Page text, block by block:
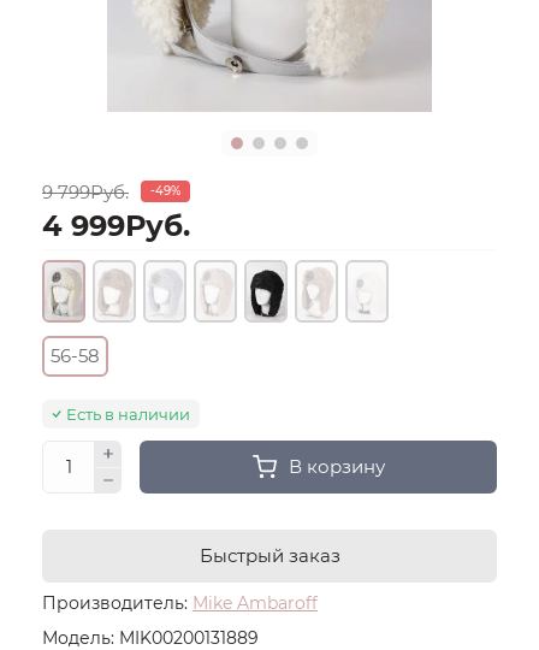
Производитель: Mike Ambaroff
Модель: MIK00200131889
9 799Руб. -49%
4 999Руб.
56-58
Есть в наличии
В корзину
Быстрый заказ